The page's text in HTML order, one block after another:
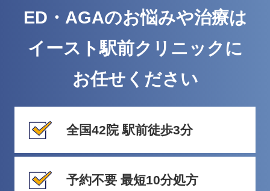
ED・AGAのお悩みや治療は
イースト駅前クリニックに
お任せください
全国42院 駅前徒歩3分
予約不要 最短10分処方